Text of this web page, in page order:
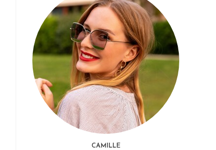
CAMILLE